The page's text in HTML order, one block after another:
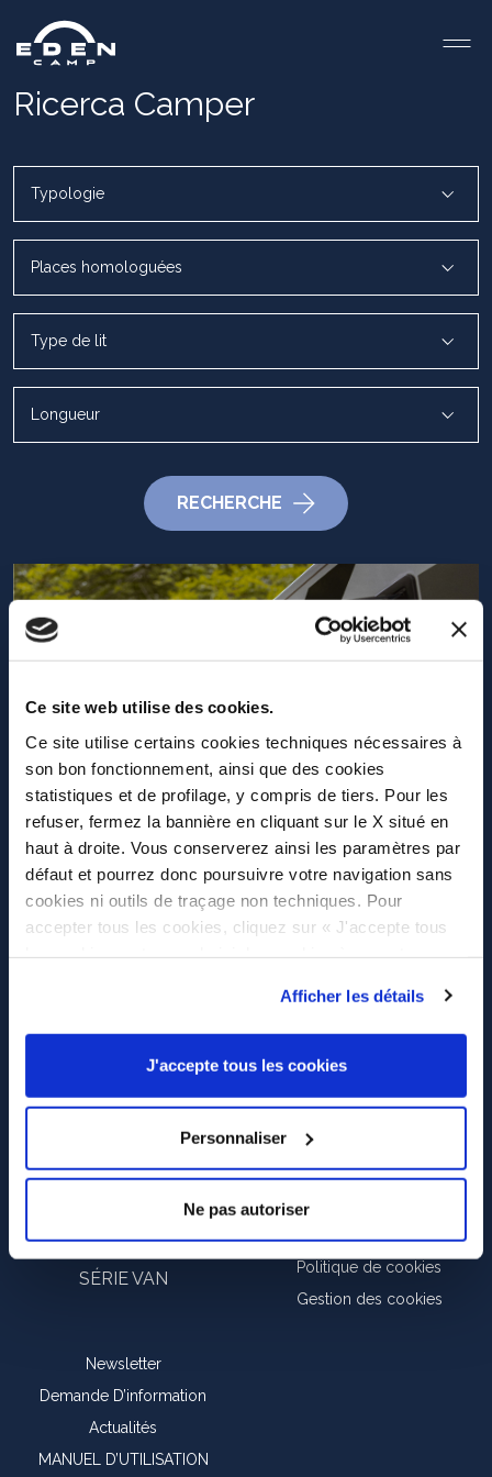
Ce site web utilise des cookies.
Ce site utilise certains cookies techniques nécessaires à
son bon fonctionnement, ainsi que des cookies
statistiques et de profilage, y compris de tiers. Pour les
refuser, fermez la bannière en cliquant sur le X situé en
haut à droite. Vous conserverez ainsi les paramètres par
défaut et pourrez donc poursuivre votre navigation sans
cookies ni outils de traçage non techniques. Pour
accepter tous les cookies, cliquez sur « J'accepte tous
en savoir plus, cliquez ici. En cliquant sur la touche «
J’autorise » vous consentez à l’utilisation des cookies.
Afficher les détails
J'accepte tous les cookies
Personnaliser
Ne pas autoriser
Ricerca Camper
RECHERCHE
SÉRIE H
SÉRIE P
SÉRIE VAN
Assistance
Concessionnaires
Politique de confidentialité
Politique de cookies
Gestion des cookies
Newsletter
Demande D’information
Actualités
MANUEL D’UTILISATION